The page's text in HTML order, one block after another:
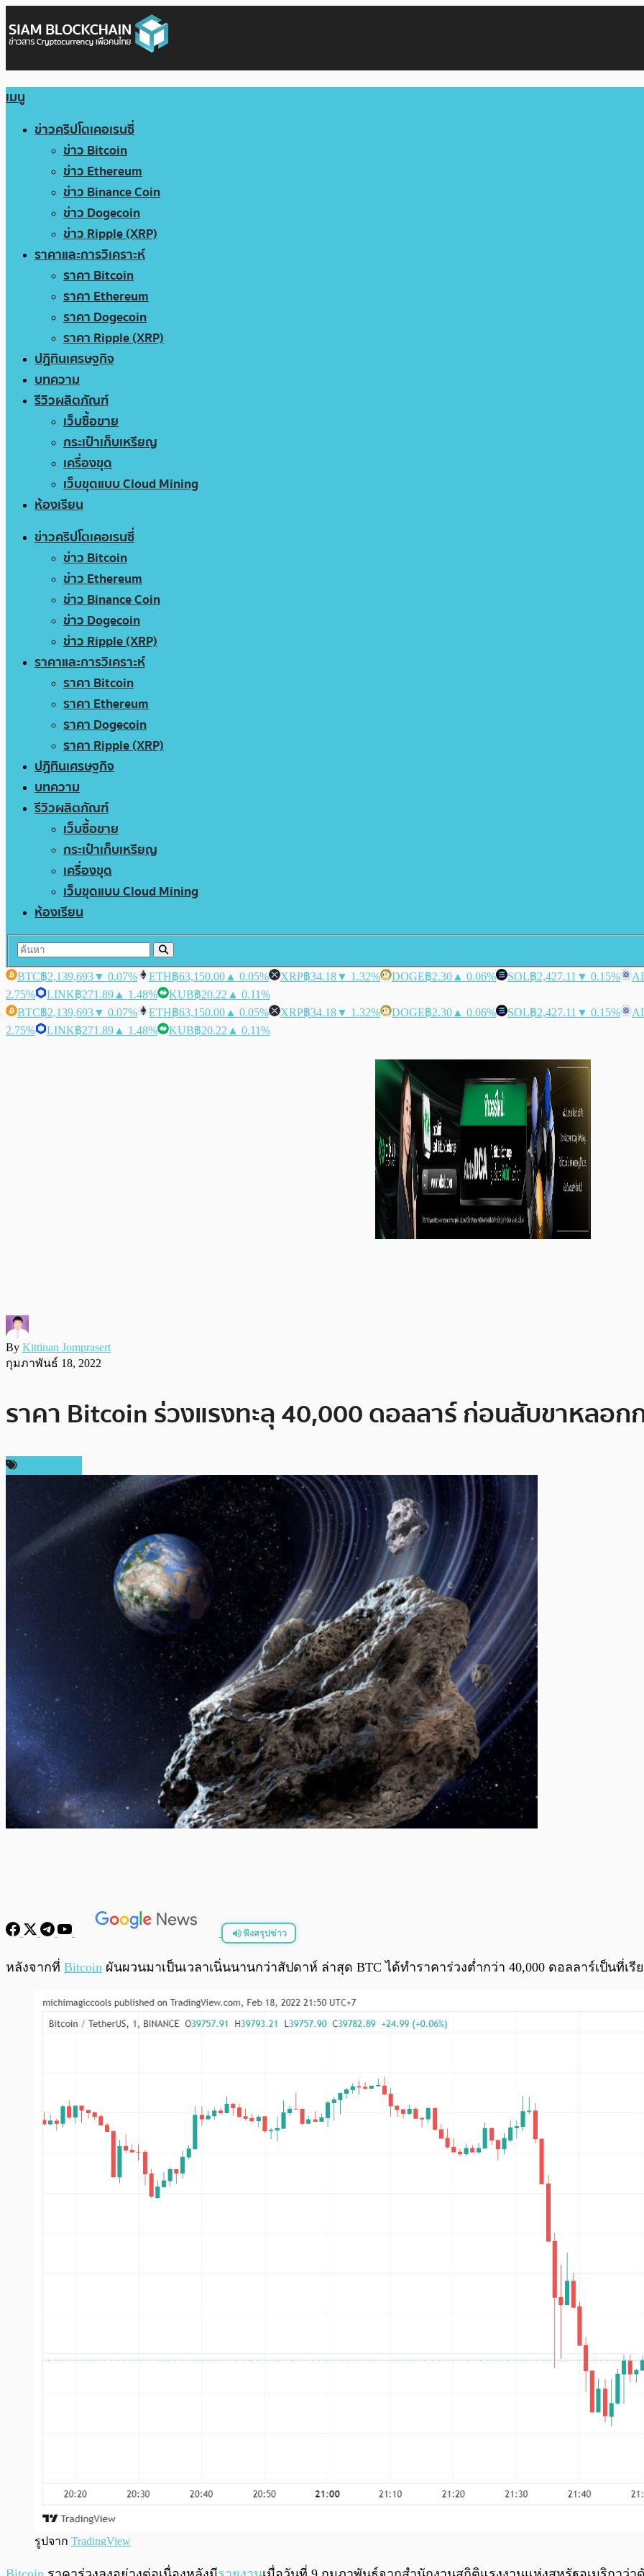
เมนู
ข่าวคริปโตเคอเรนซี่
ข่าว Bitcoin
ข่าว Ethereum
ข่าว Binance Coin
ข่าว Dogecoin
ข่าว Ripple (XRP)
ราคาและการวิเคราะห์
ราคา Bitcoin
ราคา Ethereum
ราคา Dogecoin
ราคา Ripple (XRP)
ปฏิทินเศรษฐกิจ
บทความ
รีวิวผลิตภัณฑ์
เว็บซื้อขาย
กระเป๋าเก็บเหรียญ
เครื่องขุด
เว็บขุดแบบ Cloud Mining
ห้องเรียน
ข่าวคริปโตเคอเรนซี่
ข่าว Bitcoin
ข่าว Ethereum
ข่าว Binance Coin
ข่าว Dogecoin
ข่าว Ripple (XRP)
ราคาและการวิเคราะห์
ราคา Bitcoin
ราคา Ethereum
ราคา Dogecoin
ราคา Ripple (XRP)
ปฏิทินเศรษฐกิจ
บทความ
รีวิวผลิตภัณฑ์
เว็บซื้อขาย
กระเป๋าเก็บเหรียญ
เครื่องขุด
เว็บขุดแบบ Cloud Mining
ห้องเรียน
BTC฿2,139,693▼ 0.07% ETH฿63,150.00 ▲ 0.05% XRP฿34.18▼ 1.32% DOGE฿2.30 ▲ 0.06% SOL฿2,427.11 ▼ 0.15%
2.75%
LINK฿271.89 ▲ 1.48% KUB฿20.22 ▲ 0.11%
BTC฿2,139,693▼ 0.07% ETH฿63,150.00 ▲ 0.05% XRP฿34.18▼ 1.32% DOGE฿2.30 ▲ 0.06% SOL฿2,427.11 ▼ 0.15%
2.75%
LINK฿271.89 ▲ 1.48% KUB฿20.22 ▲ 0.11%
By Kittinan Jomprasert
กุมภาพันธ์ 18, 2022
ราคา Bitcoin ร่วงแรงทะลุ 40,000 ดอลลาร์ ก่อนสับขาหลอ
ฟังสรุปข่าว
พร้อมเล่น
หลังจากที่ Bitcoin ผันผวนมาเป็นเวลาเนิ่นนานกว่าสัปดาห์ ล่าสุด BTC ได้ทำราคาร่วงต่ำกว่า 40,000 ดอลลาร์เป็นที่เ
รูปจาก TradingView